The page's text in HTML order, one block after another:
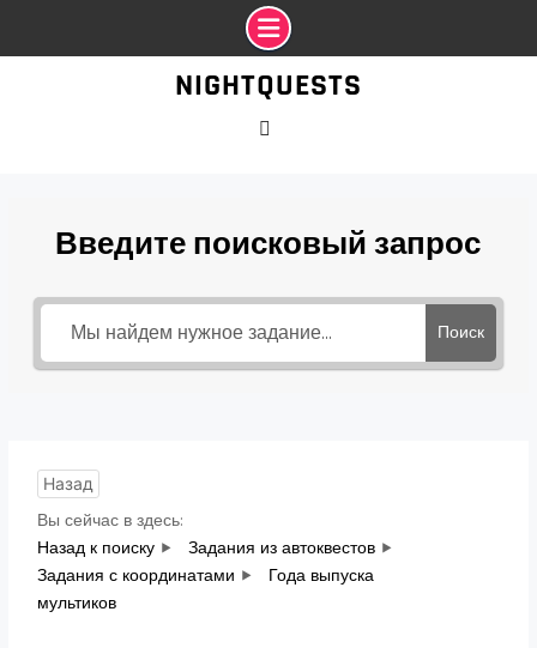
NIGHTQUESTS
Введите поисковый запрос
Поиск
Назад
Вы сейчас в здесь:
Назад к поиску
Задания из автоквестов
Задания с координатами
Года выпуска
мультиков